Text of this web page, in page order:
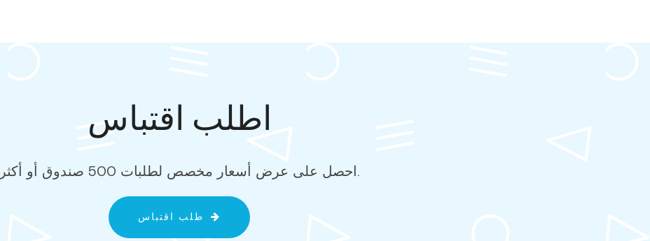
اطلب اقتباس
احصل على عرض أسعار مخصص لطلبات 500 صندوق أو أكثر.
طلب اقتباس